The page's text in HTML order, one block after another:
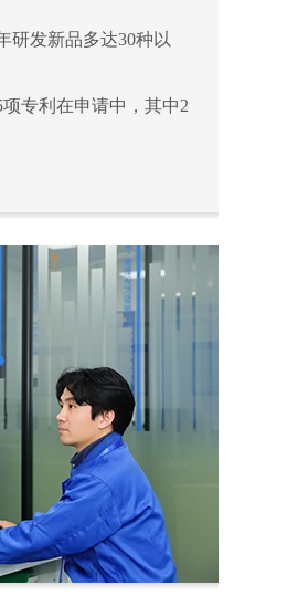
研发新品多达30种以
专利在申请中，其中2